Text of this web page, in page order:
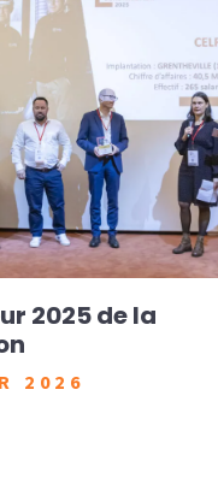
2025 de la
2026